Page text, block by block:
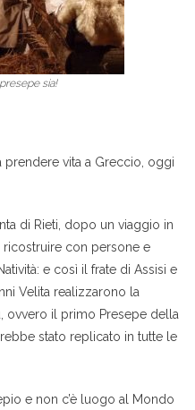
sia!
prendere vita a Greccio, oggi
di Rieti, dopo un viaggio in
ricostruire con persone e
e così il frate di Assisi e
Velita realizzarono la
ovvero il primo Presepe della
stato replicato in tutte le
e non c’è luogo al Mondo